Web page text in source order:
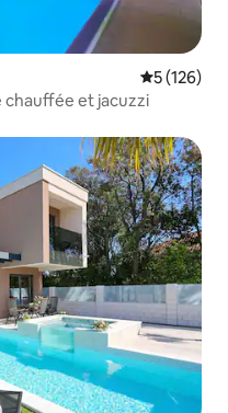
Évaluation
5 (126)
chauffée et jacuzzi